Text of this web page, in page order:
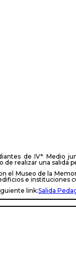
de IV° Medio
de realizar una
el Museo de la
e instituciones
link:Salida